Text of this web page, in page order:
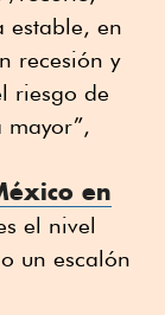
estable, en
recesión y
riesgo de
mayor”,
en
el nivel
un escalón